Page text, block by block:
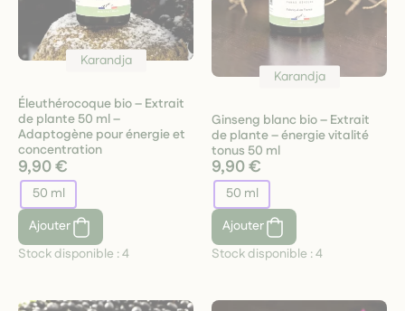
Karandja
Éleuthérocoque bio – Extrait
de plante 50 ml –
Adaptogène pour énergie et
concentration
9,90 €
50 ml
Ajouter
Stock disponible :4
Karandja
Ginseng blanc bio – Extrait
de plante – énergie vitalité
tonus 50 ml
9,90 €
50 ml
Ajouter
Stock disponible :4